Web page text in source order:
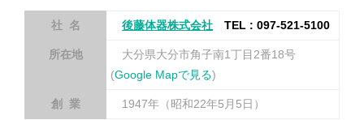
社 名 後藤体器株式会社 TEL : 097-521-5100
所在地
大分県大分市角子南1丁目2番18号
(Google Mapで見る)
創 業 1947年（昭和22年5月5日）